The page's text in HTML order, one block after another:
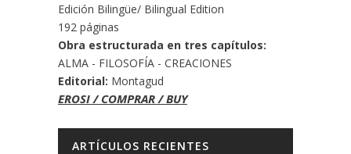
Edición Bilingüe/ Bilingual Edition
192 páginas
Obra estructurada en tres capítulos:
ALMA - FILOSOFÍA - CREACIONES
Editorial: Montagud
EROSI / COMPRAR / BUY
ARTÍCULOS RECIENTES